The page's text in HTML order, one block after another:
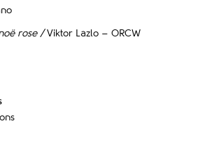
rose /Viktor Lazlo – ORCW